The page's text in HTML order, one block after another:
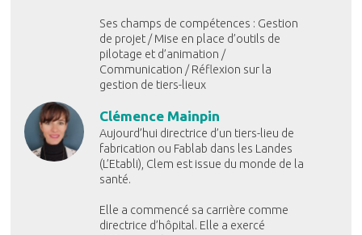
Ses champs de compétences : Gestion
de projet / Mise en place d’outils de
pilotage et d’animation /
Communication / Réflexion sur la
gestion de tiers-lieux
Clémence Mainpin
Aujourd’hui directrice d’un tiers-lieu de
fabrication ou Fablab dans les Landes
(L’Etabli), Clem est issue du monde de la
santé.
Elle a commencé sa carrière comme
directrice d’hôpital. Elle a exercé